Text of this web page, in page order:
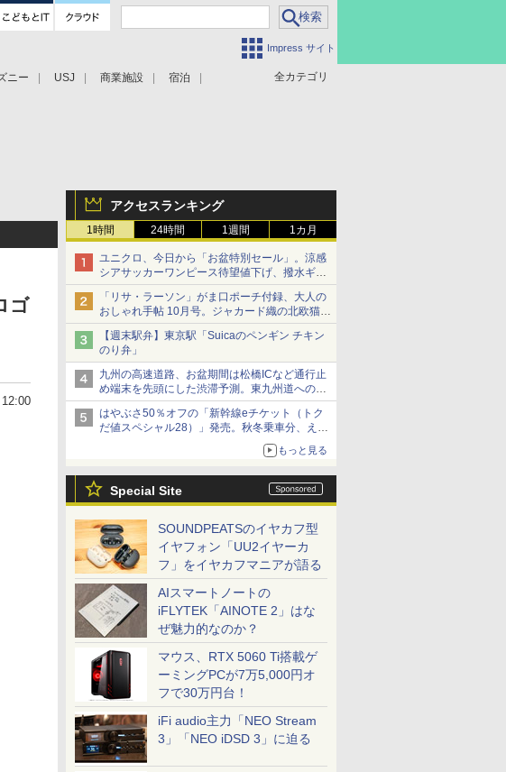
Impress サイト
全カテゴリ
ニー USJ 商業施設 宿泊
アクセスランキング
1時間 24時間 1週間 1カ月
ユニクロ、今日から「お盆特別セール」。涼感
シアサッカーワンピース待望値下げ、撥水ギア
ショーツは1990円に
「リサ・ラーソン」がま口ポーチ付録、大人の
おしゃれ手帖 10月号。ジャカード織の北欧猫デ
ザイン
【週末駅弁】東京駅「Suicaのペンギン チキン
のり弁」
九州の高速道路、お盆期間は松橋ICなど通行止
め端末を先頭にした渋滞予測。東九州道への迂
回は料金調整を実施
はやぶさ50％オフの「新幹線eチケット（トク
だ値スペシャル28）」発売。秋冬乗車分、えき
もっと見る
Special Site
SOUNDPEATSのイヤカフ型
イヤフォン「UU2イヤーカ
フ」をイヤカフマニアが語る
AIスマートノートの
iFLYTEK「AINOTE 2」はな
ぜ魅力的なのか？
マウス、RTX 5060 Ti搭載ゲ
ーミングPCが7万5,000円オ
フで30万円台！
iFi audio主力「NEO Stream
3」「NEO iDSD 3」に迫る
ゴ